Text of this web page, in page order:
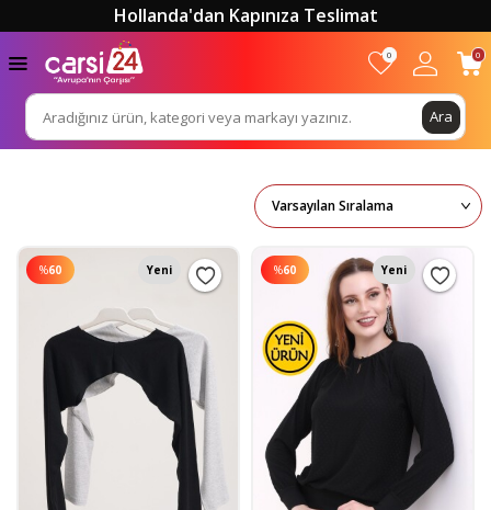
Hollanda'dan Kapınıza Teslimat
Ara
0 0
%60 Yeni %60 Yeni